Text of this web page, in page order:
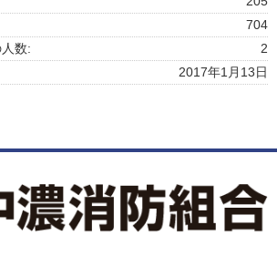
704
2
数:
2017年1月13日